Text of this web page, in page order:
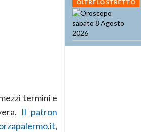
termini e
Il patron
,
OLTRE LO STRETTO